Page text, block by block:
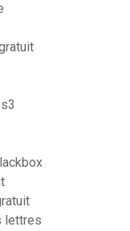
lettres